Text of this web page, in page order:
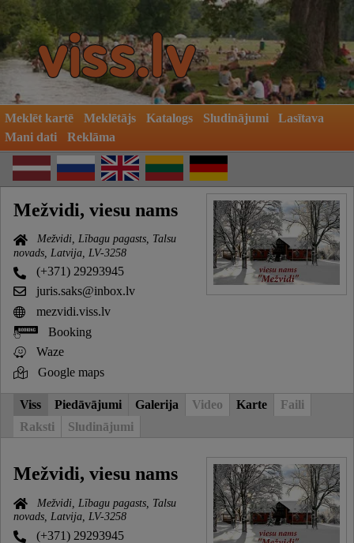
Meklēt kartē Meklētājs Katalogs Sludinājumi
Lasītava
Mani dati
Reklāma
Mežvidi, viesu nams
Mežvidi, Lībagu pagasts, Talsu
novads, Latvija, LV-3258
(+371) 29293945
juris.saks@inbox.lv
mezvidi.viss.lv
Booking
Waze
Google maps
Viss Piedāvājumi Galerija Video Karte
Faili
Raksti
Sludinājumi
Mežvidi, viesu nams
Mežvidi, Lībagu pagasts, Talsu
novads, Latvija, LV-3258
(+371) 29293945